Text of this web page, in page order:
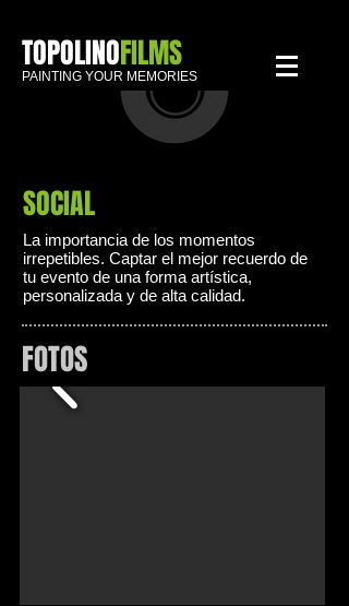
TOPOLINOFILMS
PAINTING YOUR MEMORIES
SOCIAL
La importancia de los momentos
irrepetibles. Captar el mejor recuerdo de
tu evento de una forma artística,
personalizada y de alta calidad.
FOTOS